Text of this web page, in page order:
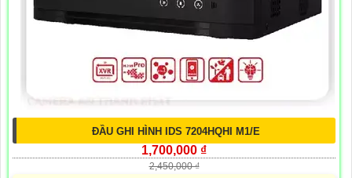
ĐẦU GHI HÌNH IDS 7204HQHI M1/E
1,700,000 ₫
2,450,000 ₫